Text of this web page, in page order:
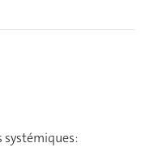
systémiques: